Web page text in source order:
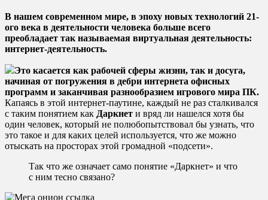
В нашем современном мире, в эпоху новых технологий 21-
ого века в деятельности человека больше всего
преобладает так называемая виртуальная деятельность:
интернет-деятельность.
Это касается как рабочей сферы жизни, так и досуга,
начиная от погружения в дебри интернета офисных
программ и заканчивая разнообразием игрового мира ПК.
Капаясь в этой интернет-паутине, каждый не раз сталкивался
с таким понятием как Даркнет и вряд ли нашелся хотя бы
один человек, который не полюбопытствовал бы узнать, что
это такое и для каких целей используется, что же можно
отыскать на просторах этой громадной «подсети».
Так что же означает само понятие «Даркнет» и что
с ним тесно связано?